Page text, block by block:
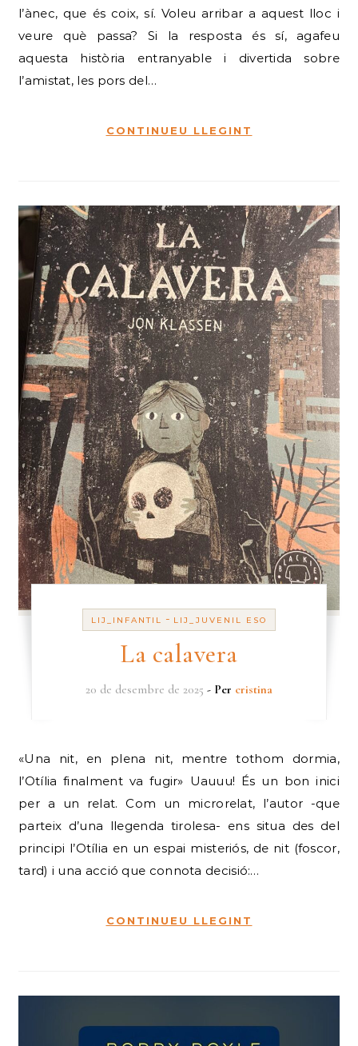
l’ànec, que és coix, sí. Voleu arribar a aquest lloc i
veure què passa? Si la resposta és sí, agafeu
aquesta història entranyable i divertida sobre
l’amistat, les pors del…
CONTINUEU LLEGINT
LIJ_INFANTIL - LIJ_JUVENIL ESO
La calavera
20 de desembre de 2025 - Per cristina
«Una nit, en plena nit, mentre tothom dormia,
l’Otília finalment va fugir» Uauuu! És un bon inici
per a un relat. Com un microrelat, l’autor -que
parteix d’una llegenda tirolesa- ens situa des del
principi l’Otília en un espai misteriós, de nit (foscor,
tard) i una acció que connota decisió:…
CONTINUEU LLEGINT